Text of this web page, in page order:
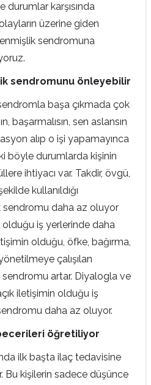
durumlar karşısında
üzerine giden
sendromuna
sendromunu önleyebilir
başa çıkmada çok
başarmalısın, sen aslansın
alıp o işi yapamayınca
böyle durumlarda kişinin
ihtiyacı var. Takdir, övgü,
kullanıldığı
sendromu daha az oluyor
olduğu iş yerlerinde daha
olduğu, öfke, bağırma,
çalışılan
artar. Diyalogla ve
iletişimin olduğu iş
daha az oluyor.
öğretiliyor
ilk başta ilaç tedavisine
Bu kişilerin sadece düşünce